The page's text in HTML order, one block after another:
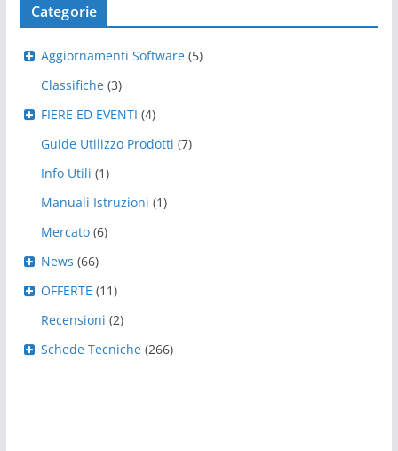
Categorie
Aggiornamenti Software (5)
Classifiche (3)
FIERE ED EVENTI (4)
Guide Utilizzo Prodotti (7)
Info Utili (1)
Manuali Istruzioni (1)
Mercato (6)
News (66)
OFFERTE (11)
Recensioni (2)
Schede Tecniche (266)